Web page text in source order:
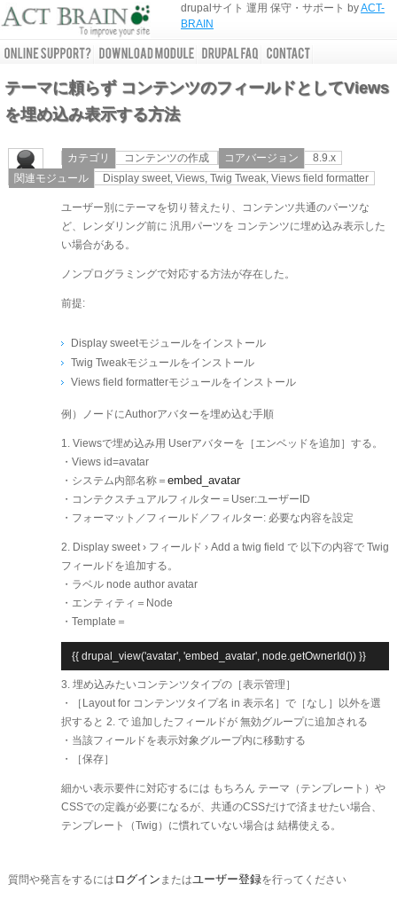
drupalサイト 運用 保守・サポート byACT-
BRAIN
テーマに頼らず コンテンツのフィールドとしてViews
を埋め込み表示する方法
カテゴリ コンテンツの作成 コアバージョン
8.9.x
関連モジュール
Display sweet, Views, Twig Tweak, Views field formatter
ユーザー別にテーマを切り替えたり、コンテンツ共通のパーツな
ど、レンダリング前に 汎用パーツを コンテンツに埋め込み表示した
い場合がある。
ノンプログラミングで対応する方法が存在した。
前提:
Display sweetモジュールをインストール
Twig Tweakモジュールをインストール
Views field formatterモジュールをインストール
例）ノードにAuthorアバターを埋め込む手順
1. Viewsで埋め込み用 Userアバターを［エンベッドを追加］する。
​・Views id=avatar
・システム内部名称＝ embed_avatar
・コンテクスチュアルフィルター＝User:ユーザーID
・フォーマット／フィールド／フィルター: 必要な内容を設定
2. Display sweet › フィールド › Add a twig field で 以下の内容で Twig
フィールドを追加する。
・ラベル node author avatar
・エンティティ＝Node
・Template＝
{{ drupal_view('avatar', 'embed_avatar', node.getOwnerId()) }}
3. 埋め込みたいコンテンツタイプの［表示管理］
・［Layout for コンテンツタイプ名 in 表示名］で［なし］以外を選
択すると 2. で 追加したフィールドが 無効グループに追加される
・当該フィールドを表示対象グループ内に移動する
・［保存］
細かい表示要件に対応するには もちろん テーマ（テンプレート）や
CSSでの定義が必要になるが、共通のCSSだけで済ませたい場合、
テンプレート（Twig）に慣れていない場合は 結構使える。
質問や発言をするには ログイン またはユーザー登録を行ってください